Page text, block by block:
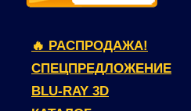
🔥 РАСПРОДАЖА!
СПЕЦПРЕДЛОЖЕНИЕ
BLU-RAY 3D